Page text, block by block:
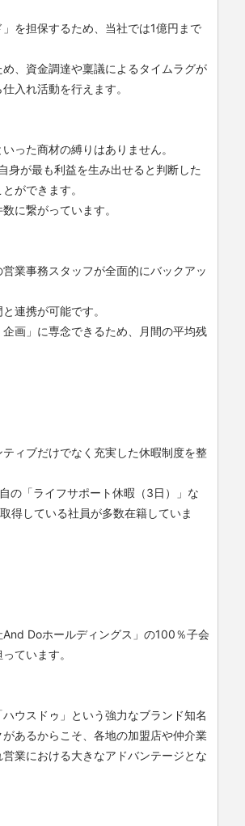
を担保するため、当社では1億円まで
、資金調達や稟議によるタイムラグが
入れ活動を行えます。
った商材の縛りはありません。
身が最も利益を生み出せると判断した
ができます。
に繋がっています。
業事務スタッフが全面的にバックアッ
連携が可能です。
画」に専念できるため、月間の平均残
ィブだけでなく充実した休暇制度を整
の「ライフサポート休暇（3日）」な
得している社員が多数在籍していま
Doホールディングス」の100％子会
ています。
ウスドゥ」という強力なブランド知名
あるからこそ、各地の加盟店や仲介業
業における大きなアドバンテージとな